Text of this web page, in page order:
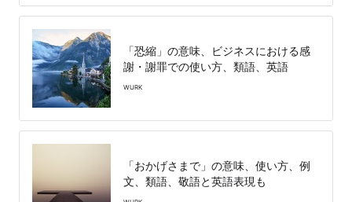
「恐縮」の意味、ビジネスにおける感
謝・謝罪での使い方、類語、英語
WURK
「おかげさまで」の意味、使い方、例
文、類語、敬語と英語表現も